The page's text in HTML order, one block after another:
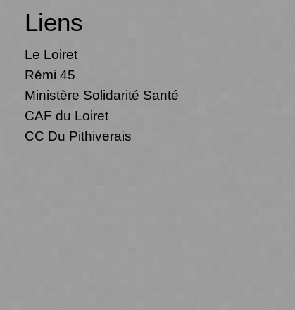
Liens
Le Loiret
Rémi 45
Ministère Solidarité Santé
CAF du Loiret
CC Du Pithiverais